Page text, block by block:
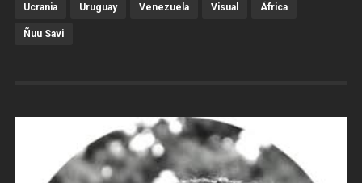
Ucrania Uruguay Venezuela Visual África
Ñuu Savi